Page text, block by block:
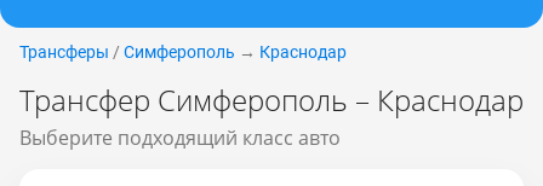
Трансферы / Симферополь → Краснодар
Трансфер Симферополь – Краснодар
Выберите подходящий класс авто